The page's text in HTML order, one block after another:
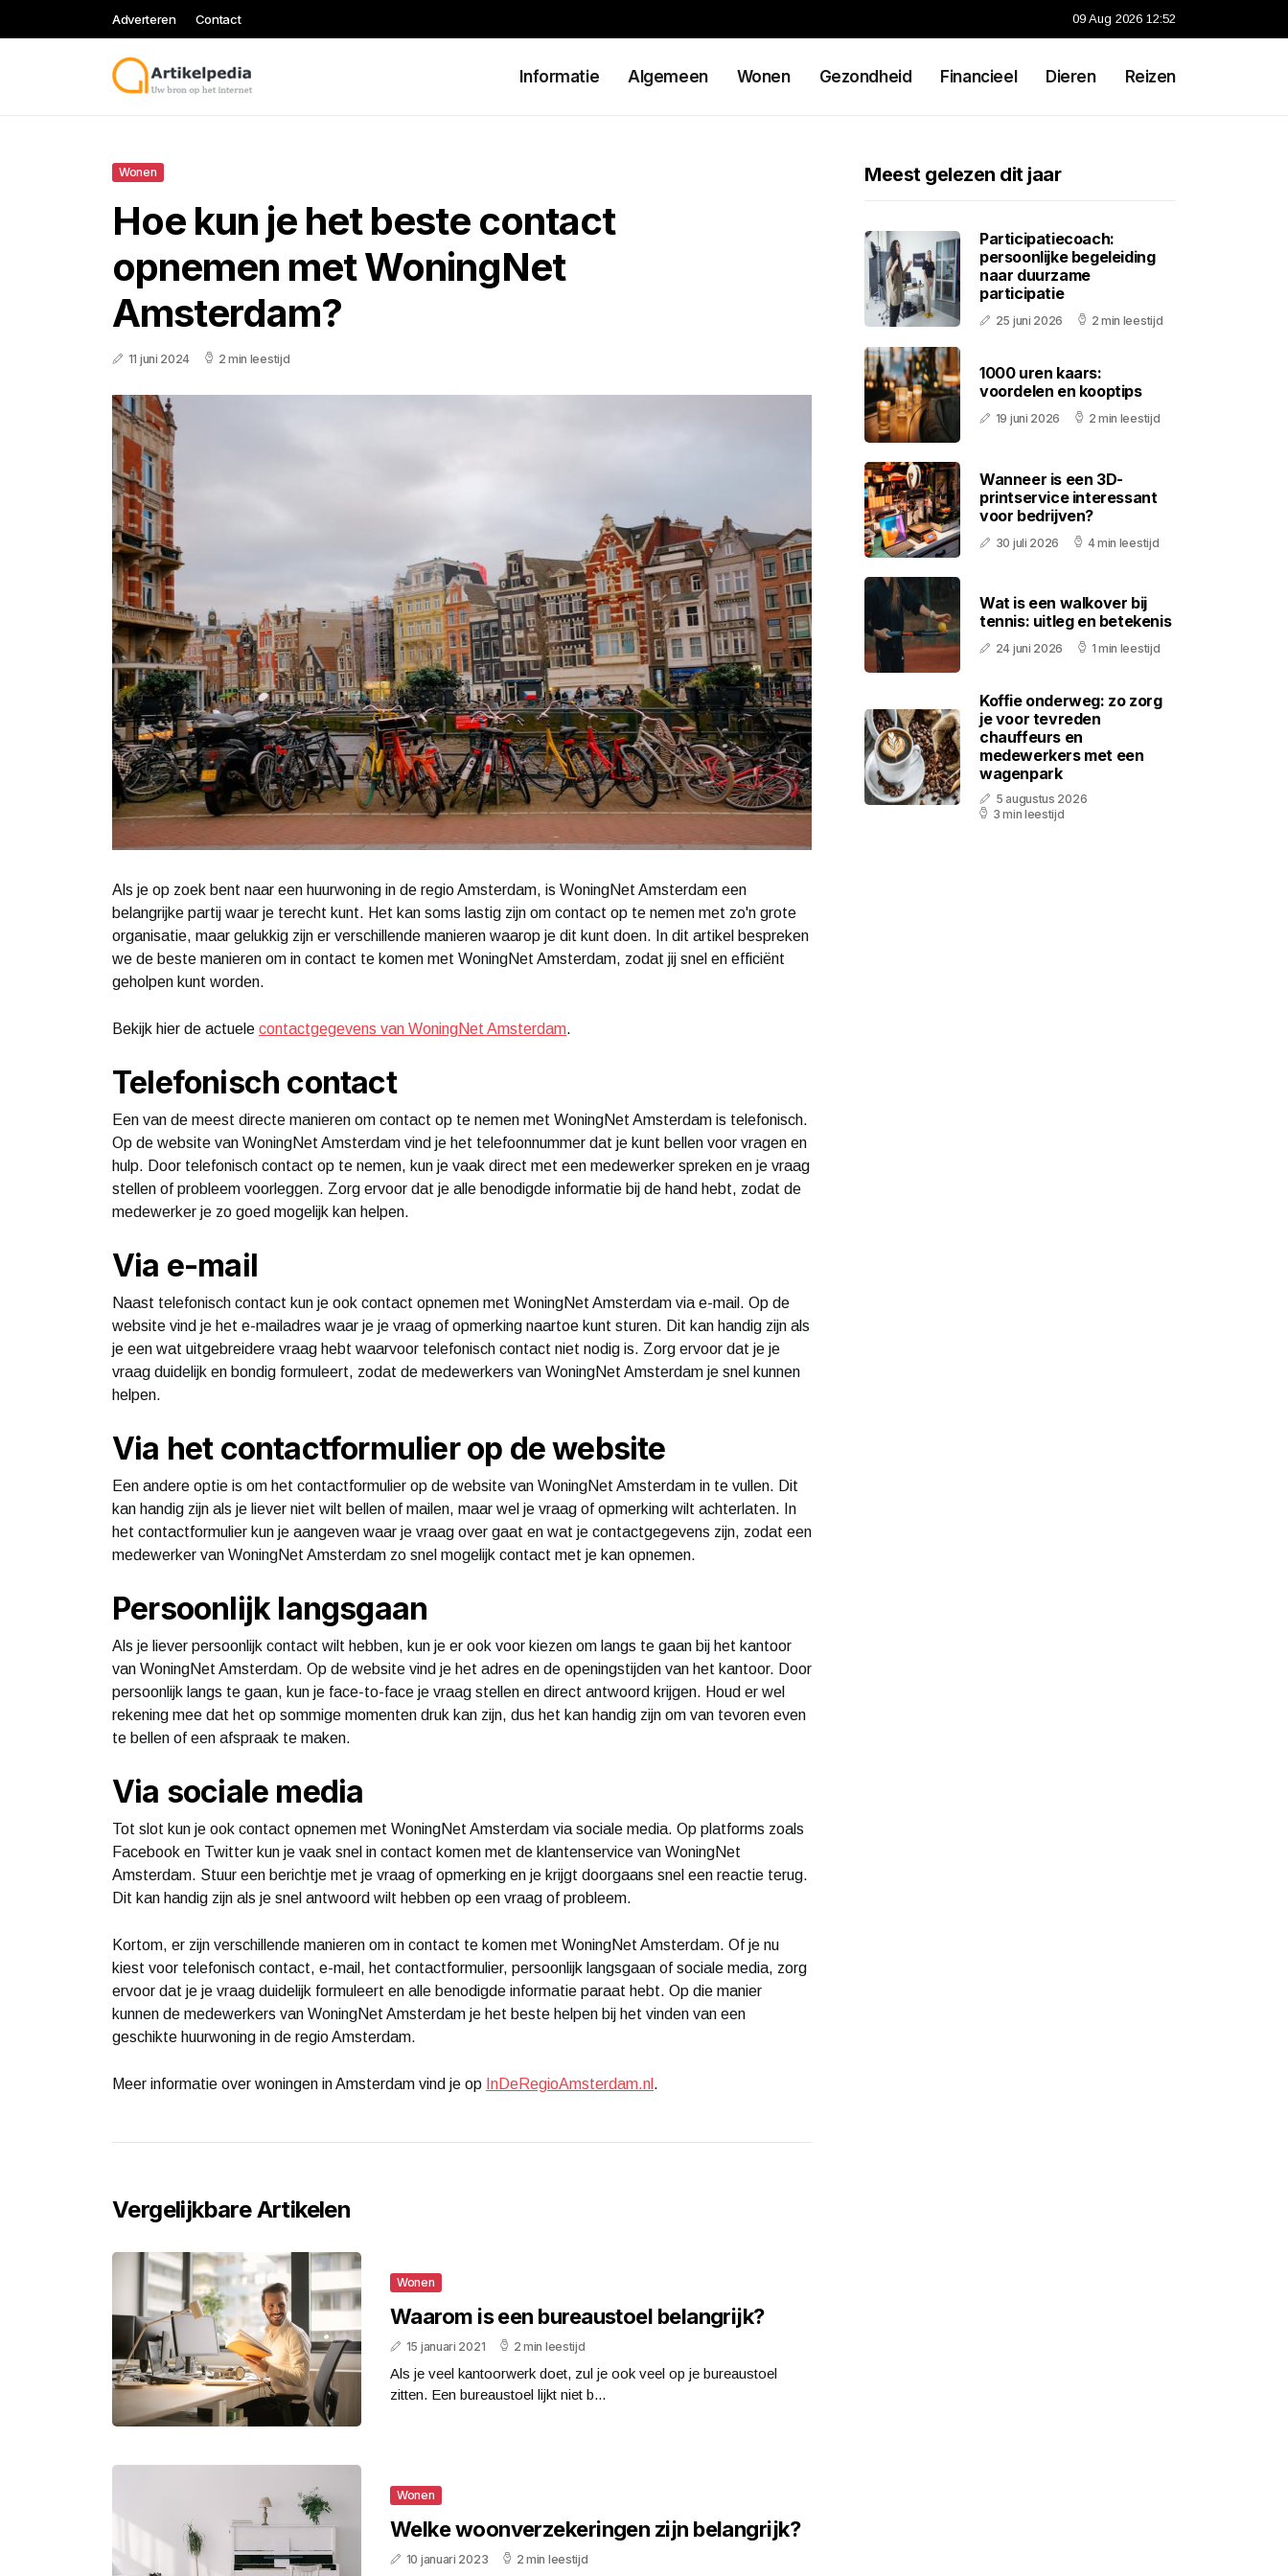
Adverteren Contact 09 Aug 2026 12:52
Informatie Algemeen Wonen Gezondheid Financieel Dieren Reizen
Wonen
Hoe kun je het beste contact
opnemen met WoningNet
Amsterdam?
11 juni 2024 2 min leestijd
Als je op zoek bent naar een huurwoning in de regio Amsterdam, is WoningNet Amsterdam een
belangrijke partij waar je terecht kunt. Het kan soms lastig zijn om contact op te nemen met zo'n grote
organisatie, maar gelukkig zijn er verschillende manieren waarop je dit kunt doen. In dit artikel bespreken
we de beste manieren om in contact te komen met WoningNet Amsterdam, zodat jij snel en efficiënt
geholpen kunt worden.
Bekijk hier de actuele contactgegevens van WoningNet Amsterdam.
Telefonisch contact
Een van de meest directe manieren om contact op te nemen met WoningNet Amsterdam is telefonisch.
Op de website van WoningNet Amsterdam vind je het telefoonnummer dat je kunt bellen voor vragen en
hulp. Door telefonisch contact op te nemen, kun je vaak direct met een medewerker spreken en je vraag
stellen of probleem voorleggen. Zorg ervoor dat je alle benodigde informatie bij de hand hebt, zodat de
medewerker je zo goed mogelijk kan helpen.
Via e-mail
Naast telefonisch contact kun je ook contact opnemen met WoningNet Amsterdam via e-mail. Op de
website vind je het e-mailadres waar je je vraag of opmerking naartoe kunt sturen. Dit kan handig zijn als
je een wat uitgebreidere vraag hebt waarvoor telefonisch contact niet nodig is. Zorg ervoor dat je je
vraag duidelijk en bondig formuleert, zodat de medewerkers van WoningNet Amsterdam je snel kunnen
helpen.
Via het contactformulier op de website
Een andere optie is om het contactformulier op de website van WoningNet Amsterdam in te vullen. Dit
kan handig zijn als je liever niet wilt bellen of mailen, maar wel je vraag of opmerking wilt achterlaten. In
het contactformulier kun je aangeven waar je vraag over gaat en wat je contactgegevens zijn, zodat een
medewerker van WoningNet Amsterdam zo snel mogelijk contact met je kan opnemen.
Persoonlijk langsgaan
Als je liever persoonlijk contact wilt hebben, kun je er ook voor kiezen om langs te gaan bij het kantoor
van WoningNet Amsterdam. Op de website vind je het adres en de openingstijden van het kantoor. Door
persoonlijk langs te gaan, kun je face-to-face je vraag stellen en direct antwoord krijgen. Houd er wel
rekening mee dat het op sommige momenten druk kan zijn, dus het kan handig zijn om van tevoren even
te bellen of een afspraak te maken.
Via sociale media
Tot slot kun je ook contact opnemen met WoningNet Amsterdam via sociale media. Op platforms zoals
Facebook en Twitter kun je vaak snel in contact komen met de klantenservice van WoningNet
Amsterdam. Stuur een berichtje met je vraag of opmerking en je krijgt doorgaans snel een reactie terug.
Dit kan handig zijn als je snel antwoord wilt hebben op een vraag of probleem.
Kortom, er zijn verschillende manieren om in contact te komen met WoningNet Amsterdam. Of je nu
kiest voor telefonisch contact, e-mail, het contactformulier, persoonlijk langsgaan of sociale media, zorg
ervoor dat je je vraag duidelijk formuleert en alle benodigde informatie paraat hebt. Op die manier
kunnen de medewerkers van WoningNet Amsterdam je het beste helpen bij het vinden van een
geschikte huurwoning in de regio Amsterdam.
Meer informatie over woningen in Amsterdam vind je op InDeRegioAmsterdam.nl .
Vergelijkbare Artikelen
Wonen
Waarom is een bureaustoel belangrijk?
15 januari 2021 2 min leestijd
Als je veel kantoorwerk doet, zul je ook veel op je bureaustoel
zitten. Een bureaustoel lijkt niet b...
Wonen
Welke woonverzekeringen zijn belangrijk?
10 januari 2023 2 min leestijd
Meest gelezen dit jaar
Participatiecoach:
persoonlijke begeleiding
naar duurzame
participatie
25 juni 2026 2 min leestijd
1000 uren kaars:
voordelen en kooptips
19 juni 2026 2 min leestijd
Wanneer is een 3D-
printservice interessant
voor bedrijven?
30 juli 2026 4 min leestijd
Wat is een walkover bij
tennis: uitleg en betekenis
24 juni 2026 1 min leestijd
Koffie onderweg: zo zorg
je voor tevreden
chauffeurs en
medewerkers met een
wagenpark
5 augustus 2026
3 min leestijd